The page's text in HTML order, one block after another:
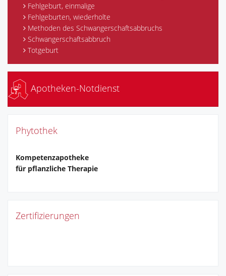
Fehlgeburt, einmalige
Fehlgeburten, wiederholte
Methoden des Schwangerschaftsabbruchs
Schwangerschaftsabbruch
Totgeburt
Apotheken-Notdienst
Phytothek
Kompetenzapotheke
für pflanzliche Therapie
Zertifizierungen